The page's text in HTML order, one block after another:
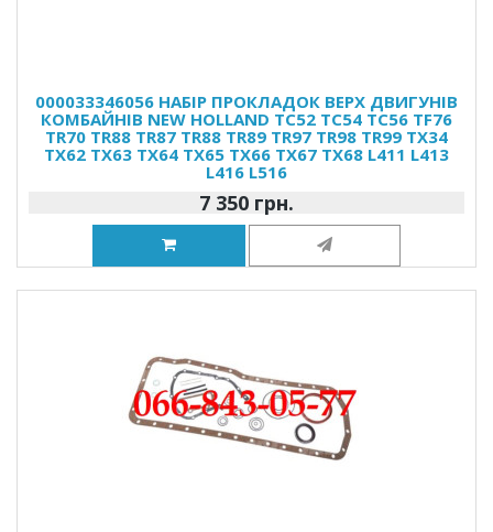
000033346056 НАБІР ПРОКЛАДОК ВЕРХ ДВИГУНІВ
КОМБАЙНІВ NEW HOLLAND TC52 TC54 TC56 TF76
TR70 TR88 TR87 TR88 TR89 TR97 TR98 TR99 TX34
TX62 TX63 TX64 TX65 TX66 TX67 TX68 L411 L413
L416 L516
7 350 грн.